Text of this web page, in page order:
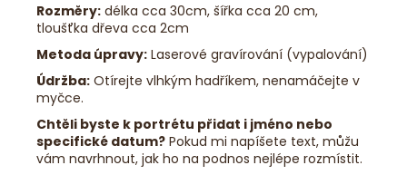
Rozměry: délka cca 30cm, šířka cca 20 cm,
tloušťka dřeva cca 2cm
Metoda úpravy: Laserové gravírování (vypalování)
Údržba: Otírejte vlhkým hadříkem, nenamáčejte v
myčce.
Chtěli byste k portrétu přidat i jméno nebo
specifické datum? Pokud mi napíšete text, můžu
vám navrhnout, jak ho na podnos nejlépe rozmístit.